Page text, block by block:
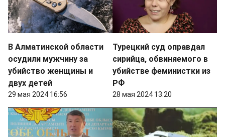
В Алматинской области
осудили мужчину за
убийство женщины и
двух детей
29 мая 2024 16:56
Турецкий суд оправдал
сирийца, обвиняемого в
убийстве феминистки из
РФ
28 мая 2024 13:20